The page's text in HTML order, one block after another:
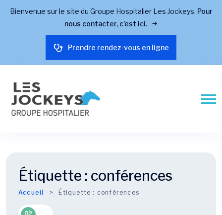
Bienvenue sur le site du Groupe Hospitalier Les Jockeys. Pour
nous contacter, c'est ici.
Prendre rendez-vous en ligne
Étiquette : conférences
Accueil Étiquette : conférences